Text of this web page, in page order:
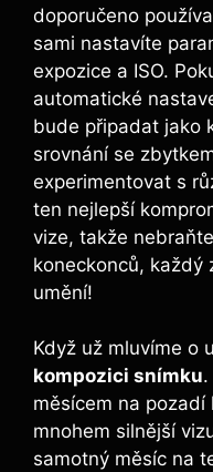
doporučeno
sami nastavíte
expozice a ISO.
automatické
bude připadat jako
srovnání se
experimentovat s
ten nejlepší
vize,⁣ takže
koneckonců, každý
umění!
Když už mluvíme o
kompozici snímku
měsícem na
mnohem silnější
samotný měsíc na